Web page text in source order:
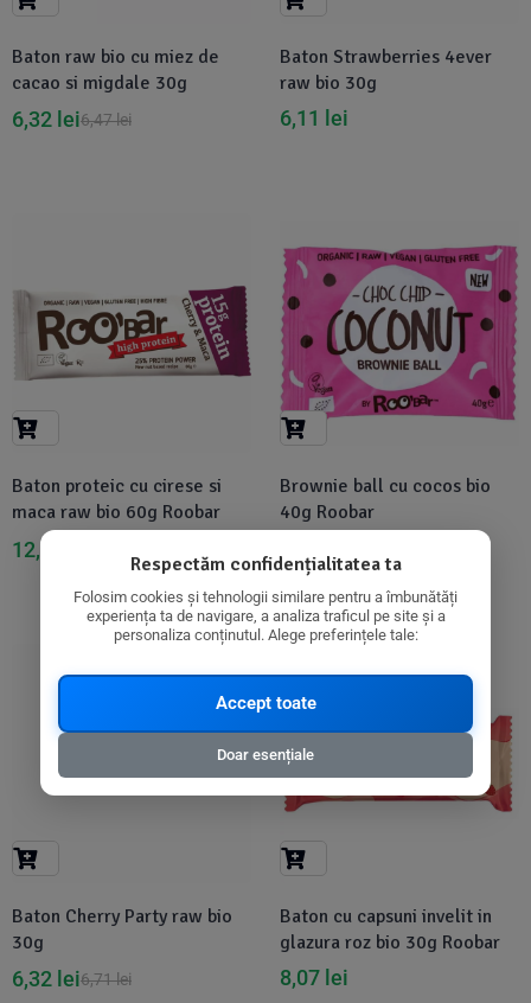
Baton raw bio cu miez de
cacao si migdale 30g
6,47lei
6,32 lei
Baton Strawberries 4ever
raw bio 30g
6,11 lei
Baton proteic cu cirese si
maca raw bio 60g Roobar
12,64
Brownie ball cu cocos bio
40g Roobar
-6%
Baton Cherry Party raw bio
30g
6,71lei
6,32 lei
Baton cu capsuni invelit in
glazura roz bio 30g Roobar
8,07 lei
Respectăm confidențialitatea ta
Folosim cookies și tehnologii similare pentru a îmbunătăți
experiența ta de navigare, a analiza traficul pe site și a
personaliza conținutul. Alege preferințele tale:
Accept toate
Doar esențiale